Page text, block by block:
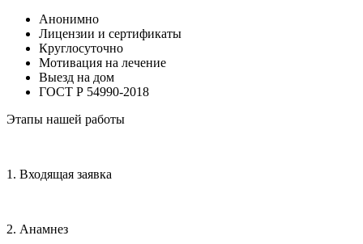
Анонимно
Лицензии и сертификаты
Круглосуточно
Мотивация на лечение
Выезд на дом
ГОСТ Р 54990-2018
Этапы нашей работы
1. Входящая заявка
2. Анамнез